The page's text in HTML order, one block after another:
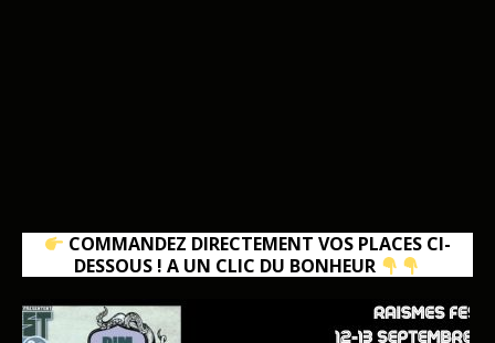
COMMANDEZ DIRECTEMENT VOS PLACES CI-
DESSOUS ! A UN CLIC DU BONHEUR